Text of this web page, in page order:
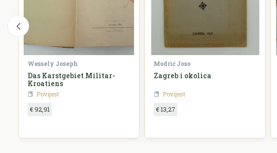
Wessely Joseph
Das Karstgebiet Militar-
Kroatiens
Povijest
€ 92,91
Modrić Joso
Zagreb i okolica
Povijest
€ 13,27